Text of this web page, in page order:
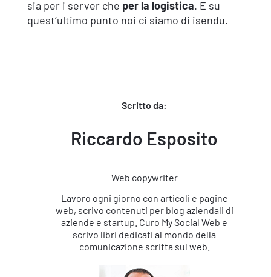
sia per i server che per la logistica. E su
quest’ultimo punto noi ci siamo di isendu.
Scritto da:
Riccardo Esposito
Web copywriter
Lavoro ogni giorno con articoli e pagine
web, scrivo contenuti per blog aziendali di
aziende e startup. Curo My Social Web e
scrivo libri dedicati al mondo della
comunicazione scritta sul web.